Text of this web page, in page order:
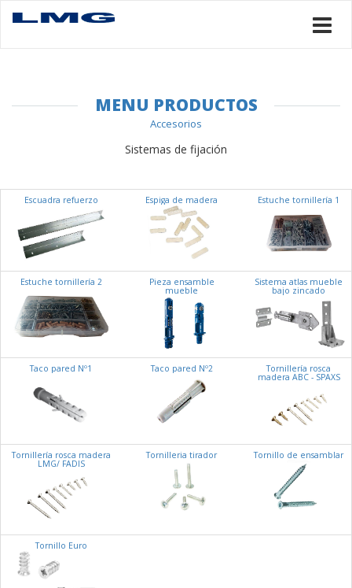
MENU PRODUCTOS
Accesorios
Sistemas de fijación
Escuadra refuerzo Espiga de madera Estuche tornillería 1
Estuche tornillería 2 Pieza ensamble
mueble
Sistema atlas mueble
bajo zincado
Taco pared Nº1 Taco pared Nº2 Tornillería rosca
madera ABC - SPAXS
Tornillería rosca madera
LMG/ FADIS
Tornilleria tirador Tornillo de ensamblar
Tornillo Euro